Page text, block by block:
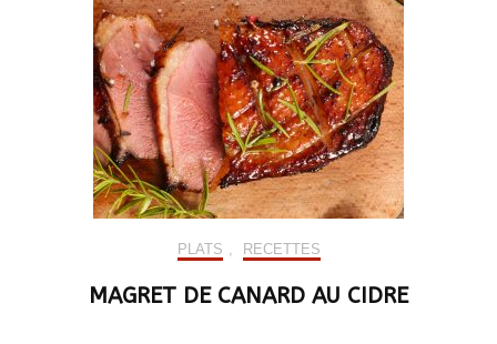
PLATS , RECETTES
MAGRET DE CANARD AU CIDRE